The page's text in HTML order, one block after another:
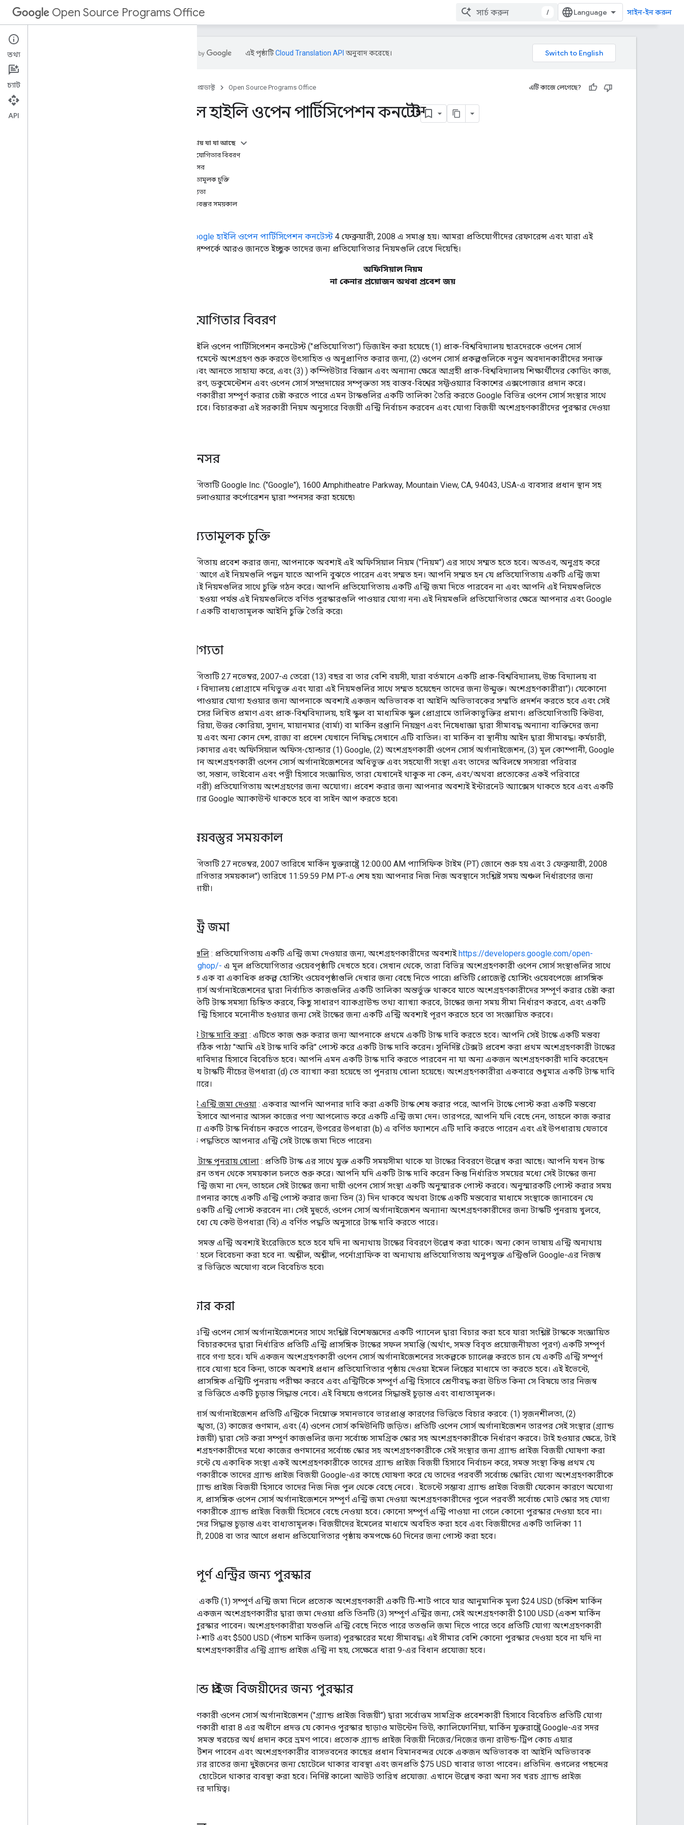
Open Source Programs Office / সাইন-ইন করুন
মুক্তিপ্রাপ্ত প্রকল্প
আমরা যে সংস্থাগুলিকে সমর্থন করি
বিকাশকারী প্ল্যাটফর্ম সফ্টওয়্যার লাইসেন্স
এই পৃষ্ঠাটিCloud Translation API অনুবাদ করেছে।
প্রোডাক্ট Open Source Programs Office এটি কাজে লেগেছে?
গুগল হাইলি ওপেন পার্টিসিপেশন কনটেস্ট
এই পৃষ্ঠায় যা যা আছে
1. প্রতিযোগিতার বিবরণ
2. স্পনসর
3. বাধ্যতামূলক চুক্তি
4. যোগ্যতা
5. বিষয়বস্তুর সময়কাল
Google হাইলি ওপেন পার্টিসিপেশন কনটেস্ট 4 ফেব্রুয়ারী, 2008 এ সমাপ্ত হয়। আমরা প্রতিযোগীদের রেফারেন্স এবং যারা এই
উদ্যোগ সম্পর্কে আরও জানতে ইচ্ছুক তাদের জন্য প্রতিযোগিতার নিয়মগুলি রেখে দিয়েছি।
অফিসিয়াল নিয়ম
না কেনার প্রয়োজন অথবা প্রবেশ জয়
প্রতিযোগিতার বিবরণ
গুগল হাইলি ওপেন পার্টিসিপেশন কনটেস্ট ("প্রতিযোগিতা") ডিজাইন করা হয়েছে (1) প্রাক-বিশ্ববিদ্যালয় ছাত্রদেরকে ওপেন সোর্স
ডেভেলপমেন্টে অংশগ্রহণ শুরু করতে উৎসাহিত ও অনুপ্রাণিত করার জন্য, (2) ওপেন সোর্স প্রকল্পগুলিকে নতুন অবদানকারীদের সনাক্ত
করতে এবং আনতে সাহায্য করে, এবং (3) ) কম্পিউটার বিজ্ঞান এবং অন্যান্য ক্ষেত্রে আগ্রহী প্রাক-বিশ্ববিদ্যালয় শিক্ষার্থীদের কোডিং কাজ,
স্থানীয়করণ, ডকুমেন্টেশন এবং ওপেন সোর্স সম্প্রদায়ের সম্পৃক্ততা সহ বাস্তব-বিশ্বের সফ্টওয়্যার বিকাশের এক্সপোজার প্রদান করে।
অংশগ্রহণকারীরা সম্পূর্ণ করার চেষ্টা করতে পারে এমন টাস্কগুলির একটি তালিকা তৈরি করতে Google বিভিন্ন ওপেন সোর্স সংস্থার সাথে
কাজ করবে। বিচারকরা এই সরকারী নিয়ম অনুসারে বিজয়ী এন্ট্রি নির্বাচন করবেন এবং যোগ্য বিজয়ী অংশগ্রহণকারীদের পুরস্কার দেওয়া
স্পনসর
প্রতিযোগিতাটি Google Inc. ("Google"), 1600 Amphitheatre Parkway, Mountain View, CA, 94043, USA-এ ব্যবসার প্রধান স্থান সহ
একটি ডেলাওয়্যার কর্পোরেশন দ্বারা স্পনসর করা হয়েছে৷
বাধ্যতামূলক চুক্তি
প্রতিযোগিতায় প্রবেশ করার জন্য, আপনাকে অবশ্যই এই অফিসিয়াল নিয়ম ("নিয়ম") এর সাথে সম্মত হতে হবে। অতএব, অনুগ্রহ করে
প্রবেশের আগে এই নিয়মগুলি পড়ুন যাতে আপনি বুঝতে পারেন এবং সম্মত হন। আপনি সম্মত হন যে প্রতিযোগিতায় একটি এন্ট্রি জমা
দেওয়া এই নিয়মগুলির সাথে চুক্তি গঠন করে। আপনি প্রতিযোগিতায় একটি এন্ট্রি জমা দিতে পারবেন না এবং আপনি এই নিয়মগুলিতে
সম্মত না হওয়া পর্যন্ত এই নিয়মগুলিতে বর্ণিত পুরস্কারগুলি পাওয়ার যোগ্য নন৷ এই নিয়মগুলি প্রতিযোগিতার ক্ষেত্রে আপনার এবং Google
এর মধ্যে একটি বাধ্যতামূলক আইনি চুক্তি তৈরি করে৷
যোগ্যতা
প্রতিযোগিতাটি 27 নভেম্বর, 2007-এ তেরো (13) বছর বা তার বেশি বয়সী, যারা বর্তমানে একটি প্রাক-বিশ্ববিদ্যালয়, উচ্চ বিদ্যালয় বা
মাধ্যমিক বিদ্যালয় প্রোগ্রামে নথিভুক্ত এবং যারা এই নিয়মগুলির সাথে সম্মত হয়েছেন তাদের জন্য উন্মুক্ত। অংশগ্রহণকারীরা")। যেকোনো
পুরস্কার পাওয়ার যোগ্য হওয়ার জন্য আপনাকে অবশ্যই একজন অভিভাবক বা আইনি অভিভাবকের সম্মতি প্রদর্শন করতে হবে এবং সেই
সাথে বয়সের লিখিত প্রমাণ এবং প্রাক-বিশ্ববিদ্যালয়, হাই স্কুল বা মাধ্যমিক স্কুল প্রোগ্রামে তালিকাভুক্তির প্রমাণ। প্রতিযোগিতাটি কিউবা,
ইরান, সিরিয়া, উত্তর কোরিয়া, সুদান, মায়ানমার (বার্মা) বা মার্কিন রপ্তানি নিয়ন্ত্রণ এবং নিষেধাজ্ঞা দ্বারা সীমাবদ্ধ অন্যান্য ব্যক্তিদের জন্য
উন্মুক্ত নয় এবং অন্য কোন দেশ, রাজ্য বা প্রদেশ যেখানে নিষিদ্ধ সেখানে এটি বাতিল। বা মার্কিন বা স্থানীয় আইন দ্বারা সীমাবদ্ধ। কর্মচারী,
ইন্টার্ন, ঠিকাদার এবং অফিসিয়াল অফিস-হোল্ডার (1) Google, (2) অংশগ্রহণকারী ওপেন সোর্স অর্গানাইজেশন, (3) মূল কোম্পানী, Google
বা যেকোন অংশগ্রহণকারী ওপেন সোর্স অর্গানাইজেশনের অধিভুক্ত এবং সহযোগী সংস্থা এবং তাদের অবিলম্বে সদস্যরা পরিবার
(পিতামাতা, সন্তান, ভাইবোন এবং পত্নী হিসাবে সংজ্ঞায়িত, তারা যেখানেই থাকুক না কেন, এবং/অথবা প্রত্যেকের একই পরিবারে
বসবাসকারী) প্রতিযোগিতায় অংশগ্রহণের জন্য অযোগ্য। প্রবেশ করার জন্য আপনার অবশ্যই ইন্টারনেট অ্যাক্সেস থাকতে হবে এবং একটি
বিনামূল্যের Google অ্যাকাউন্ট থাকতে হবে বা সাইন আপ করতে হবে৷
বিষয়বস্তুর সময়কাল
প্রতিযোগিতাটি 27 নভেম্বর, 2007 তারিখে মার্কিন যুক্তরাষ্ট্রে 12:00:00 AM প্যাসিফিক টাইম (PT) জোনে শুরু হয় এবং 3 ফেব্রুয়ারী, 2008
("প্রতিযোগিতার সময়কাল") তারিখে 11:59:59 PM PT-এ শেষ হয়৷ আপনার নিজ নিজ অবস্থানে সংশ্লিষ্ট সময় অঞ্চল নির্ধারণের জন্য
আপনি দায়ী।
এন্ট্রি জমা
কাজগুলি : প্রতিযোগিতায় একটি এন্ট্রি জমা দেওয়ার জন্য, অংশগ্রহণকারীদের অবশ্যইhttps://developers.google.com/open-
source/ghop/- এ মূল প্রতিযোগিতার ওয়েবপৃষ্ঠাটি দেখতে হবে। সেখান থেকে, তারা বিভিন্ন অংশগ্রহণকারী ওপেন সোর্স সংস্থাগুলির সাথে
সম্পর্কিত এক বা একাধিক প্রকল্প হোস্টিং ওয়েবপৃষ্ঠাগুলি দেখার জন্য বেছে নিতে পারে৷ প্রতিটি প্রোজেক্ট হোস্টিং ওয়েবপেজে প্রাসঙ্গিক
ওপেন সোর্স অর্গানাইজেশনের দ্বারা নির্বাচিত কাজগুলির একটি তালিকা অন্তর্ভুক্ত থাকবে যাতে অংশগ্রহণকারীদের সম্পূর্ণ করার চেষ্টা করা
যায়। প্রতিটি টাস্ক সমস্যা চিহ্নিত করবে, কিছু সাধারণ ব্যাকগ্রাউন্ড তথ্য ব্যাখ্যা করবে, টাস্কের জন্য সময় সীমা নির্ধারণ করবে, এবং একটি
সম্পূর্ণ এন্ট্রি হিসাবে মনোনীত হওয়ার জন্য সেই টাস্কের জন্য একটি এন্ট্রি অবশ্যই পূরণ করতে হবে তা সংজ্ঞায়িত করবে।
একটি টাস্ক দাবি করা : এটিতে কাজ শুরু করার জন্য আপনাকে প্রথমে একটি টাস্ক দাবি করতে হবে। আপনি সেই টাস্কে একটি মন্তব্য
হিসাবে সঠিক পাঠ্য "আমি এই টাস্ক দাবি করি" পোস্ট করে একটি টাস্ক দাবি করেন। সুনির্দিষ্ট টেক্সট প্রবেশ করা প্রথম অংশগ্রহণকারী টাস্কের
উপযুক্ত দাবিদার হিসাবে বিবেচিত হবে। আপনি এমন একটি টাস্ক দাবি করতে পারবেন না যা অন্য একজন অংশগ্রহণকারী দাবি করেছেন
যদি না যে টাস্কটি নীচের উপধারা (d) তে ব্যাখ্যা করা হয়েছে তা পুনরায় খোলা হয়েছে। অংশগ্রহণকারীরা একবারে শুধুমাত্র একটি টাস্ক দাবি
করতে পারে।
একটি এন্ট্রি জমা দেওয়া : একবার আপনি আপনার দাবি করা একটি টাস্ক শেষ করার পরে, আপনি টাস্কে পোস্ট করা একটি মন্তব্যে
সংযুক্তি হিসাবে আপনার আসল কাজের পণ্য আপলোড করে একটি এন্ট্রি জমা দেন। তারপরে, আপনি যদি বেছে নেন, তাহলে কাজ করার
জন্য অন্য একটি টাস্ক নির্বাচন করতে পারেন, উপরের উপধারা (b) এ বর্ণিত ফ্যাশনে এটি দাবি করতে পারেন এবং এই উপধারায় যেভাবে
উল্লিখিত পদ্ধতিতে আপনার এন্ট্রি সেই টাস্কে জমা দিতে পারেন৷
একটি টাস্ক পুনরায় খোলা : প্রতিটি টাস্ক এর সাথে যুক্ত একটি সময়সীমা থাকে যা টাস্কের বিবরণে উল্লেখ করা আছে। আপনি যখন টাস্ক
দাবি করেন তখন থেকে সময়কাল চলতে শুরু করে। আপনি যদি একটি টাস্ক দাবি করেন কিন্তু নির্ধারিত সময়ের মধ্যে সেই টাস্কের জন্য
একটি এন্ট্রি জমা না দেন, তাহলে সেই টাস্কের জন্য দায়ী ওপেন সোর্স সংস্থা একটি অনুস্মারক পোস্ট করবে। অনুস্মারকটি পোস্ট করার সময়
থেকে, আপনার কাছে একটি এন্ট্রি পোস্ট করার জন্য তিন (3) দিন থাকবে অথবা টাস্কে একটি মন্তব্যের মাধ্যমে সংস্থাকে জানাবেন যে
আপনি একটি এন্ট্রি পোস্ট করবেন না। সেই মুহুর্তে, ওপেন সোর্স অর্গানাইজেশন অন্যান্য অংশগ্রহণকারীদের জন্য টাস্কটি পুনরায় খুলবে,
যাদের মধ্যে যে কেউ উপধারা (বি) এ বর্ণিত পদ্ধতি অনুসারে টাস্ক দাবি করতে পারে।
: সমস্ত এন্ট্রি অবশ্যই ইংরেজিতে হতে হবে যদি না অন্যথায় টাস্কের বিবরণে উল্লেখ করা থাকে। অন্য কোন ভাষায় এন্ট্রি অন্যথায়
নির্দিষ্ট না হলে বিবেচনা করা হবে না. অশ্লীল, অশ্লীল, পর্নোগ্রাফিক বা অন্যথায় প্রতিযোগিতায় অনুপযুক্ত এন্ট্রিগুলি Google-এর নিজস্ব
বিবেচনার ভিত্তিতে অযোগ্য বলে বিবেচিত হবে৷
বিচার করা
প্রতিটি এন্ট্রি ওপেন সোর্স অর্গানাইজেশনের সাথে সংশ্লিষ্ট বিশেষজ্ঞদের একটি প্যানেল দ্বারা বিচার করা হবে যারা সংশ্লিষ্ট টাস্ককে সংজ্ঞায়িত
করেছে। বিচারকদের দ্বারা নির্ধারিত প্রতিটি এন্ট্রি প্রাসঙ্গিক টাস্কের সফল সমাপ্তি (অর্থাৎ, সমস্ত বিবৃত প্রয়োজনীয়তা পূরণ) একটি সম্পূর্ণ
এন্ট্রি হিসাবে গণ্য হবে। যদি একজন অংশগ্রহণকারী ওপেন সোর্স অর্গানাইজেশনের সংকল্পকে চ্যালেঞ্জ করতে চান যে একটি এন্ট্রি সম্পূর্ণ
এন্ট্রি হিসাবে যোগ্য হবে কিনা, তাকে অবশ্যই প্রধান প্রতিযোগিতার পৃষ্ঠায় দেওয়া ইমেল লিঙ্কের মাধ্যমে তা করতে হবে। এই ইভেন্টে,
Google প্রাসঙ্গিক এন্ট্রিটি পুনরায় পরীক্ষা করবে এবং এন্ট্রিটিকে সম্পূর্ণ এন্ট্রি হিসাবে শ্রেণীবদ্ধ করা উচিত কিনা সে বিষয়ে তার নিজস্ব
বিবেচনার ভিত্তিতে একটি চূড়ান্ত সিদ্ধান্ত নেবে। এই বিষয়ে গুগলের সিদ্ধান্তই চূড়ান্ত এবং বাধ্যতামূলক।
ওপেন সোর্স অর্গানাইজেশন প্রতিটি এন্ট্রিকে নিম্নোক্ত সমানভাবে ভারপ্রাপ্ত কারণের ভিত্তিতে বিচার করবে: (1) সৃজনশীলতা, (2)
পুঙ্খানুপুঙ্খতা, (3) কাজের গুণমান, এবং (4) ওপেন সোর্স কমিউনিটি জড়িত। প্রতিটি ওপেন সোর্স অর্গানাইজেশন তারপর সেই সংস্থার (গ্র্যান্ড
প্রাইজ বিজয়ী) দ্বারা সেট করা সম্পূর্ণ কাজগুলির জন্য সর্বোচ্চ সামগ্রিক স্কোর সহ অংশগ্রহণকারীকে নির্ধারণ করবে। টাই হওয়ার ক্ষেত্রে, টাই
করা অংশগ্রহণকারীদের মধ্যে কাজের গুণমানের সর্বোচ্চ স্কোর সহ অংশগ্রহণকারীকে সেই সংস্থার জন্য গ্র্যান্ড প্রাইজ বিজয়ী ঘোষণা করা
হবে। ইভেন্টে যে একাধিক সংস্থা একই অংশগ্রহণকারীকে তাদের গ্র্যান্ড প্রাইজ বিজয়ী হিসাবে নির্বাচন করে, সমস্ত সংস্থা কিন্তু প্রথম যে
অংশগ্রহণকারীকে তাদের গ্র্যান্ড প্রাইজ বিজয়ী Google-এর কাছে ঘোষণা করে যে তাদের পরবর্তী সর্বোচ্চ স্কোরিং যোগ্য অংশগ্রহণকারীকে
তাদের গ্র্যান্ড প্রাইজ বিজয়ী হিসাবে তাদের নিজ নিজ পুল থেকে বেছে নেবে। . ইভেন্টে সম্ভাব্য গ্র্যান্ড প্রাইজ বিজয়ী যেকোন কারণে অযোগ্য
হয়ে গেলে, প্রাসঙ্গিক ওপেন সোর্স অর্গানাইজেশনে সম্পূর্ণ এন্ট্রি জমা দেওয়া অংশগ্রহণকারীদের পুলে পরবর্তী সর্বোচ্চ মোট স্কোর সহ যোগ্য
অংশগ্রহণকারীকে গ্র্যান্ড প্রাইজ বিজয়ী হিসেবে বেছে নেওয়া হবে। কোনো সম্পূর্ণ এন্ট্রি পাওয়া না গেলে কোনো পুরস্কার দেওয়া হবে না।
বিচারকদের সিদ্ধান্ত চূড়ান্ত এবং বাধ্যতামূলক। বিজয়ীদের ইমেলের মাধ্যমে অবহিত করা হবে এবং বিজয়ীদের একটি তালিকা 11
ফেব্রুয়ারী, 2008 বা তার আগে প্রধান প্রতিযোগিতার পৃষ্ঠায় কমপক্ষে 60 দিনের জন্য পোস্ট করা হবে।
সম্পূর্ণ এন্ট্রির জন্য পুরস্কার
কমপক্ষে একটি (1) সম্পূর্ণ এন্ট্রি জমা দিলে প্রত্যেক অংশগ্রহণকারী একটি টি-শার্ট পাবে যার আনুমানিক মূল্য $24 USD (চব্বিশ মার্কিন
ডলার)। একজন অংশগ্রহণকারীর দ্বারা জমা দেওয়া প্রতি তিনটি (3) সম্পূর্ণ এন্ট্রির জন্য, সেই অংশগ্রহণকারী $100 USD (একশ মার্কিন
ডলার) পুরস্কার পাবেন। অংশগ্রহণকারীরা যতগুলি এন্ট্রি বেছে নিতে পারে ততগুলি জমা দিতে পারে তবে প্রতিটি যোগ্য অংশগ্রহণকারী
একটি টি-শার্ট এবং $500 USD (পাঁচশ মার্কিন ডলার) পুরস্কারের মধ্যে সীমাবদ্ধ। এই সীমার বেশি কোনো পুরস্কার দেওয়া হবে না যদি না
কোনো অংশগ্রহণকারীর এন্ট্রি গ্র্যান্ড প্রাইজ এন্ট্রি না হয়, সেক্ষেত্রে ধারা 9-এর বিধান প্রযোজ্য হবে।
গ্র্যান্ড প্রাইজ বিজয়ীদের জন্য পুরস্কার
অংশগ্রহণকারী ওপেন সোর্স অর্গানাইজেশন ("গ্র্যান্ড প্রাইজ বিজয়ী") দ্বারা সর্বোত্তম সামগ্রিক প্রবেশকারী হিসাবে বিবেচিত প্রতিটি যোগ্য
অংশগ্রহণকারী ধারা 8 এর অধীনে প্রদত্ত যে কোনও পুরস্কার ছাড়াও মাউন্টেন ভিউ, ক্যালিফোর্নিয়া, মার্কিন যুক্তরাষ্ট্রে Google-এর সদর
দফতরে সমস্ত খরচের অর্থ প্রদান করে ভ্রমণ পাবে। প্রত্যেক গ্র্যান্ড প্রাইজ বিজয়ী নিজের/নিজের জন্য রাউন্ড-ট্রিপ কোচ এয়ার
ট্রান্সপোর্টেশন পাবেন এবং অংশগ্রহণকারীর বাসভবনের কাছের প্রধান বিমানবন্দর থেকে একজন অভিভাবক বা আইনি অভিভাবক
পাবেন, চার রাতের জন্য দুইজনের জন্য হোটেলে থাকার ব্যবস্থা এবং জনপ্রতি $75 USD খাবার ভাতা পাবেন। প্রতিদিন. গুগলের পছন্দের
হোটেলে হোটেলে থাকার ব্যবস্থা করা হবে। নির্দিষ্ট কালো আউট তারিখ প্রযোজ্য. এখানে উল্লেখ করা অন্য সব খরচ গ্র্যান্ড প্রাইজ
বিজয়ীদের দায়িত্ব।
তথ্য
চ্যাট
API